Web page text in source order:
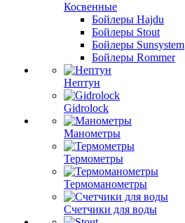
Косвенные
Бойлеры Hajdu
Бойлеры Stout
Бойлеры Sunsystem
Бойлеры Rommer
Нептун
Gidrolock
Манометры
Термометры
Термоманометры
Счетчики для воды